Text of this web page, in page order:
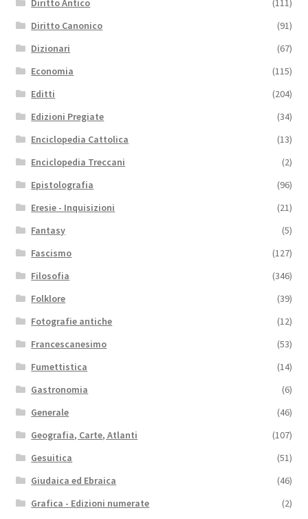
Diritto Antico
(111)
Diritto Canonico
(91)
Dizionari
(67)
Economia
(115)
Editti
(204)
Edizioni Pregiate
(34)
Enciclopedia Cattolica
(13)
Enciclopedia Treccani
(2)
Epistolografia
(96)
Eresie - Inquisizioni
(21)
Fantasy
(5)
Fascismo
(127)
Filosofia
(346)
Folklore
(39)
Fotografie antiche
(12)
Francescanesimo
(53)
Fumettistica
(14)
Gastronomia
(6)
Generale
(46)
Geografia, Carte, Atlanti
(107)
Gesuitica
(51)
Giudaica ed Ebraica
(46)
Grafica - Edizioni numerate
(2)